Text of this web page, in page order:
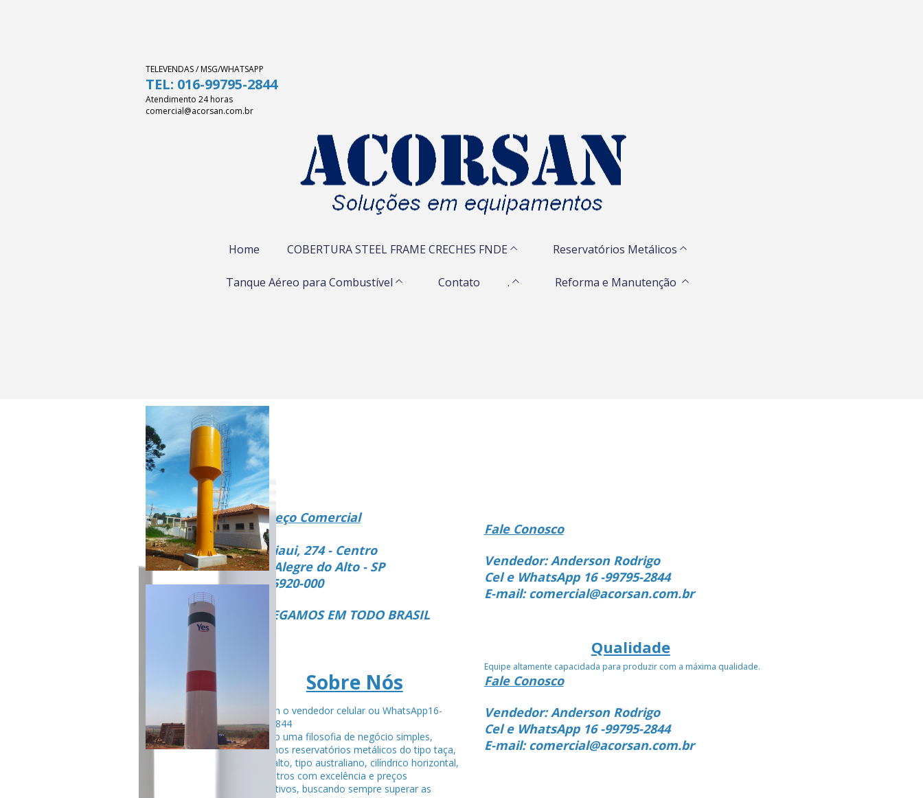
TELEVENDAS / MSG/WHATSAPP
TEL: 016-99795-2844
Atendimento 24 horas
comercial@acorsan.com.br
Home COBERTURA STEEL FRAME CRECHES FNDE Reservatórios Metálicos
Tanque Aéreo para Combustível Contato . Reforma e Manutenção
Endereço Comercial
Rua Piaui, 274 - Centro
Vista Alegre do Alto - SP
CEP 15920-000
ENTREGAMOS EM TODO BRASIL
Sobre Nós
Fale com o vendedor celular ou WhatsApp16-
99795-2844
Seguindo uma filosofia de negócio simples,
fabricamos reservatórios metálicos do tipo taça,
tubular alto, tipo australiano, cilíndrico horizontal,
entre outros com excelência e preços
competitivos, buscando sempre superar as
Fale Conosco
Vendedor: Anderson Rodrigo
Cel e WhatsApp 16 -99795-2844
E-mail: comercial@acorsan.com.br
Qualidade
Equipe altamente capacidada para produzir com a máxima qualidade.
Fale Conosco
Vendedor: Anderson Rodrigo
Cel e WhatsApp 16 -99795-2844
E-mail: comercial@acorsan.com.br